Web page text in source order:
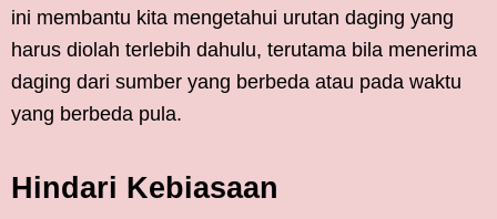
ini membantu kita mengetahui urutan daging yang
harus diolah terlebih dahulu, terutama bila menerima
daging dari sumber yang berbeda atau pada waktu
yang berbeda pula.
Hindari Kebiasaan